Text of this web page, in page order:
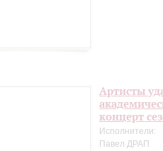
Артисты
концерт
Исполнители:
Павел ДРАП